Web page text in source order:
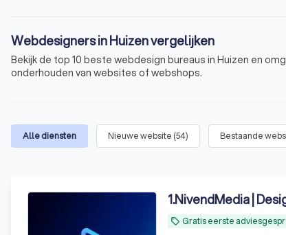
Webdesigners in Huizen vergelijken
Bekijk de top 10 beste webdesign bureaus in Huizen en
onderhouden van websites of webshops.
Alle diensten Nieuwe website (54) Bestaande
1.NivendMedia |
local_offer Gratis eerste